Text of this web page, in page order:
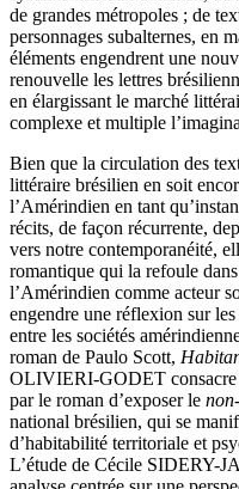
de grandes métropoles ; de
personnages subalternes, en
éléments engendrent une
renouvelle les lettres
en élargissant le marché
complexe et multiple
Bien que la circulation des
littéraire brésilien en soit
l’Amérindien en tant
récits, de façon récurrente,
vers notre contemporanéité,
romantique qui la refoule
l’Amérindien comme acteur
engendre une réflexion sur
entre les sociétés
roman de Paulo Scott,
OLIVIERI-GODET consacre
par le roman d’exposer le
national brésilien, qui se
d’habitabilité territoriale et
L’étude de Cécile SIDERY-